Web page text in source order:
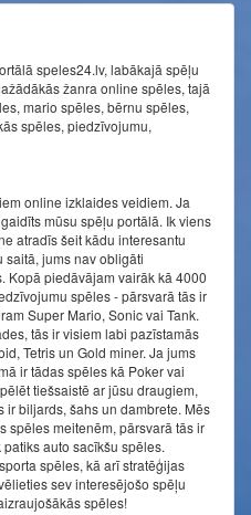
speles24.lv, labākajā spēļu
žanra online spēles, tajā
mario spēles, bērnu spēles,
spēles, piedzīvojumu,
online izklaides veidiem. Ja
mūsu spēļu portālā. Ik viens
atradīs šeit kādu interesantu
jums nav obligāti
Kopā piedāvājam vairāk kā 4000
spēles - pārsvarā tās ir
Super Mario, Sonic vai Tank.
tās ir visiem labi pazīstamās
Tetris un Gold miner. Ja jums
ir tādas spēles kā Poker vai
tiešsaistē ar jūsu draugiem,
biljards, šahs un dambrete. Mēs
spēles meitenēm, pārsvarā tās ir
auto sacīkšu spēles.
spēles, kā arī stratēģijas
sev interesējošo spēļu
spēles!